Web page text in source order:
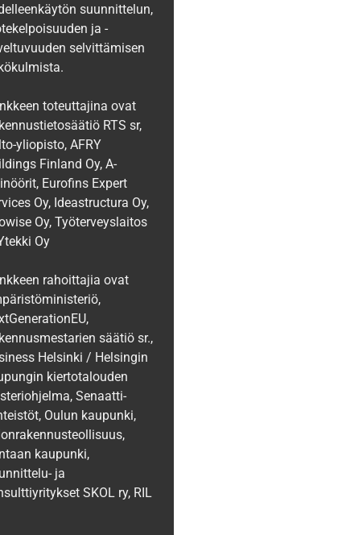
suunnittelun,
ja -
selvittämisen
toteuttajina ovat
RTS sr,
yliopisto, AFRY
Finland Oy, A-
Eurofins Expert
Oy, Ideastructura Oy,
Oy, Työterveyslaitos
Oy
rahoittajia ovat
säätiö sr.,
Helsinki / Helsingin
kiertotalouden
Senaatti-
Oulun kaupunki,
kaupunki,
ja
SKOL ry, RIL‍